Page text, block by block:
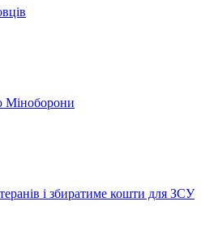
Міноборони
і збиратиме кошти для ЗСУ